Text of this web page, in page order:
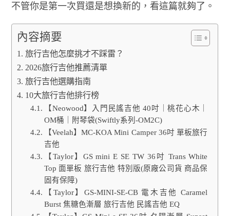
不管你是第一次買還是想換新的，看這篇就夠了。
內容摘要
旅行吉他怎麼挑才不踩雷？
2026旅行吉他推薦清單
旅行吉他選購指南
10大旅行吉他排行榜
【Neowood】入門民謠吉他 40吋｜桃花心木｜
OM桶｜附琴袋(Swiftly系列-OM2C)
【Veelah】MC-KOA Mini Camper 36吋 單板旅行
吉他
【Taylor】GS mini E SE TW 36吋 Trans White
Top 面單板 旅行吉他 特別版(原廠公司貨 商品保
固有保障)
【Taylor】GS-MINI-SE-CB 電木吉他 Caramel
Burst 焦糖色漸層 旅行吉他 民謠吉他 EQ